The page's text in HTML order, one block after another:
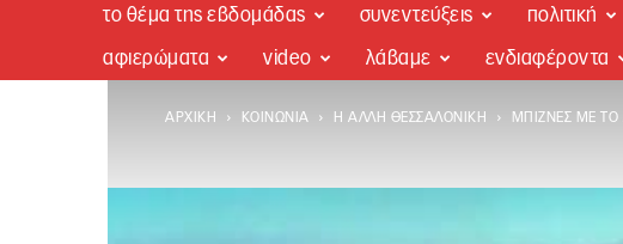
το θέμα της εβδομάδας συνεντεύξεις πολιτική
αφιερώματα video λάβαμε ενδιαφέροντα
ΑΡΧΙΚΉ ΚΟΙΝΩΝΊΑ Η ΆΛΛΗ ΘΕΣΣΑΛΟΝΊΚΗ ΜΠΊΖΝΕΣ ΜΕ ΤΟ